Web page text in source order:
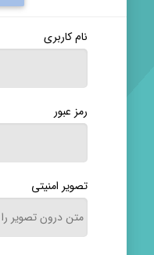
نام کاربری
رمز عبور
تصویر امنیتی